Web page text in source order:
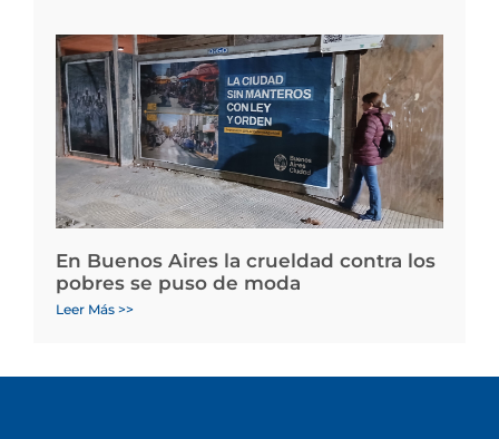
En Buenos Aires la crueldad contra los
pobres se puso de moda
Leer Más >>